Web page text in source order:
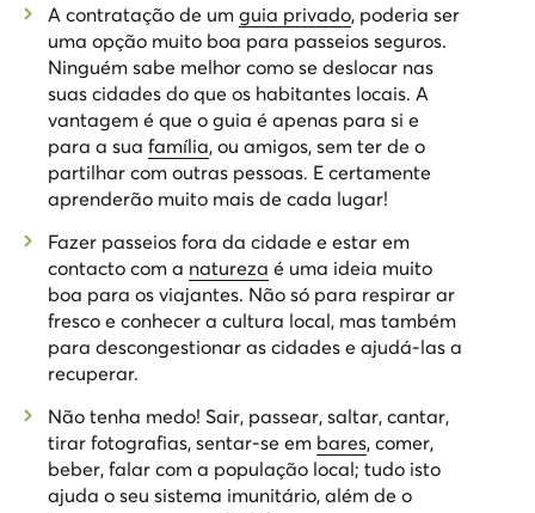
A contratação de um guia privado, poderia ser
uma opção muito boa para passeios seguros.
Ninguém sabe melhor como se deslocar nas
suas cidades do que os habitantes locais. A
vantagem é que o guia é apenas para si e
para a sua família, ou amigos, sem ter de o
partilhar com outras pessoas. E certamente
aprenderão muito mais de cada lugar!
Fazer passeios fora da cidade e estar em
contacto com a natureza é uma ideia muito
boa para os viajantes. Não só para respirar ar
fresco e conhecer a cultura local, mas também
para descongestionar as cidades e ajudá-las a
recuperar.
Não tenha medo! Sair, passear, saltar, cantar,
tirar fotografias, sentar-se em bares, comer,
beber, falar com a população local; tudo isto
ajuda o seu sistema imunitário, além de o